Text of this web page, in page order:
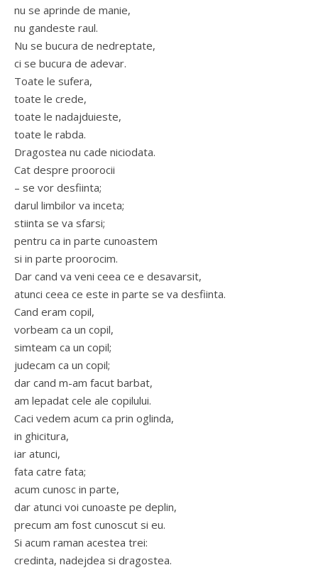
nu se aprinde de manie,
nu gandeste raul.
Nu se bucura de nedreptate,
ci se bucura de adevar.
Toate le sufera,
toate le crede,
toate le nadajduieste,
toate le rabda.
Dragostea nu cade niciodata.
Cat despre proorocii
– se vor desfiinta;
darul limbilor va inceta;
stiinta se va sfarsi;
pentru ca in parte cunoastem
si in parte proorocim.
Dar cand va veni ceea ce e desavarsit,
atunci ceea ce este in parte se va desfiinta.
Cand eram copil,
vorbeam ca un copil,
simteam ca un copil;
judecam ca un copil;
dar cand m-am facut barbat,
am lepadat cele ale copilului.
Caci vedem acum ca prin oglinda,
in ghicitura,
iar atunci,
fata catre fata;
acum cunosc in parte,
dar atunci voi cunoaste pe deplin,
precum am fost cunoscut si eu.
Si acum raman acestea trei:
credinta, nadejdea si dragostea.